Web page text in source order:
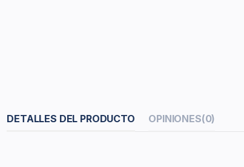
DETALLES DEL PRODUCTO OPINIONES(0)